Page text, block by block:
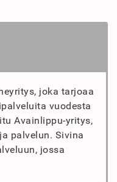
joka tarjoaa
vuodesta
Avainlippu-yritys,
palvelun. Sivina
jossa